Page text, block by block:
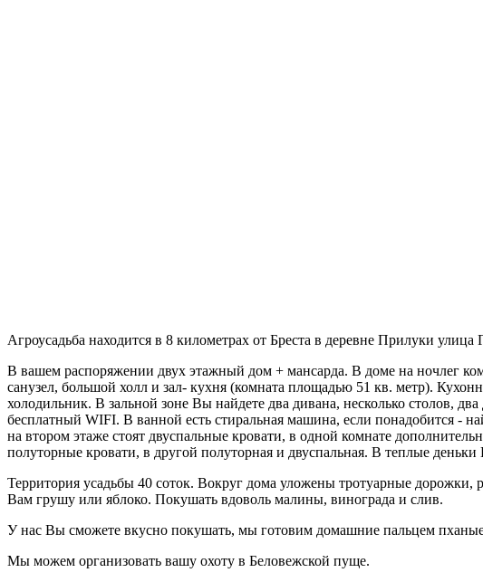
Агроусадьба находится в 8 километрах от Бреста в деревне Прилуки
В вашем распоряжении двух этажный дом + мансарда. В доме на ночлег
санузел, большой холл и зал- кухня (комната площадью 51 кв. метр).
холодильник. В зальной зоне Вы найдете два дивана, несколько столов,
бесплатный WIFI. В ванной есть стиральная машина, если понадобится -
на втором этаже стоят двуспальные кровати, в одной комнате
полуторные кровати, в другой полуторная и двуспальная. В теплые
Территория усадьбы 40 соток. Вокруг дома уложены тротуарные
Вам грушу или яблоко. Покушать вдоволь малины, винограда и слив.
У нас Вы сможете вкусно покушать, мы готовим домашние пальцем
Мы можем организовать вашу охоту в Беловежской пуще.